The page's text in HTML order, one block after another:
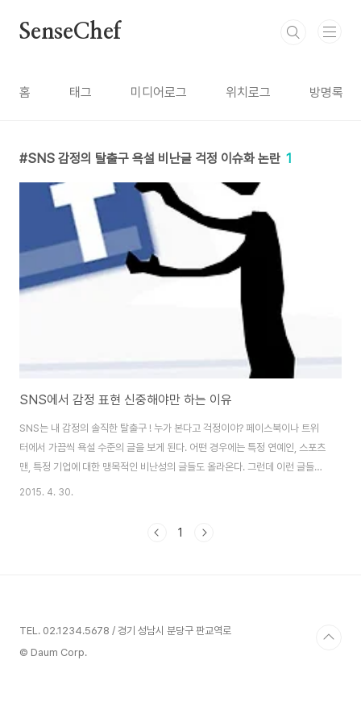
SenseChef
홈 태그 미디어로그 위치로그 방명록
SNS 감정의 탈출구 욕설 비난글 걱정 이슈화 논란 1
SNS에서 감정 표현 신중해야만 하는 이유
SNS는 내 감정의 솔직한 탈출구 ! 누가 본다고 걱정이야? 페이스북이나 트위
터에서 가끔씩 욕설 수준의 글을 보게 된다. 어떤 경우에는 특정 연예인, 스포츠
맨, 특정 기업에 대한 맹목적인 비난성의 글들도 올라온다. 그런데 이런 글들을
보면서 걱정이 된다. "누가 보면 어쩌려고 저럴까 ?" 실제로 그들을 만나보면
으며, 오히려 누가 자신의 글을 보겠느냐며 걱정하지 말라 한다. 이러한 그들의
2015. 4. 30.
1
TEL. 02.1234.5678 / 경기 성남시 분당구 판교역로
© Daum Corp.